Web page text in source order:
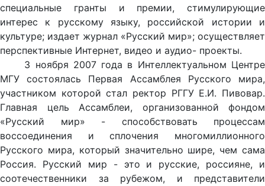
специальные гранты и премии, стимулирующие
интерес к русскому языку, российской истории и
культуре; издает журнал «Русский мир»; осуществляет
перспективные Интернет, видео и аудио- проекты.
3 ноября 2007 года в Интеллектуальном Центре
МГУ состоялась Первая Ассамблея Русского мира,
участником которой стал ректор РГГУ Е.И. Пивовар.
Главная цель Ассамблеи, организованной фондом
«Русский мир» - способствовать процессам
воссоединения и сплочения многомиллионного
Русского мира, который значительно шире, чем сама
Россия. Русский мир - это и русские, россияне, и
соотечественники за рубежом, и представители